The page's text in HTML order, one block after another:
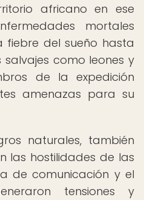
africano en ese
mortales
del sueño hasta
como leones y
de la expedición
amenazas para su
naturales, también
las hostilidades de las
de comunicación y el
tensiones y